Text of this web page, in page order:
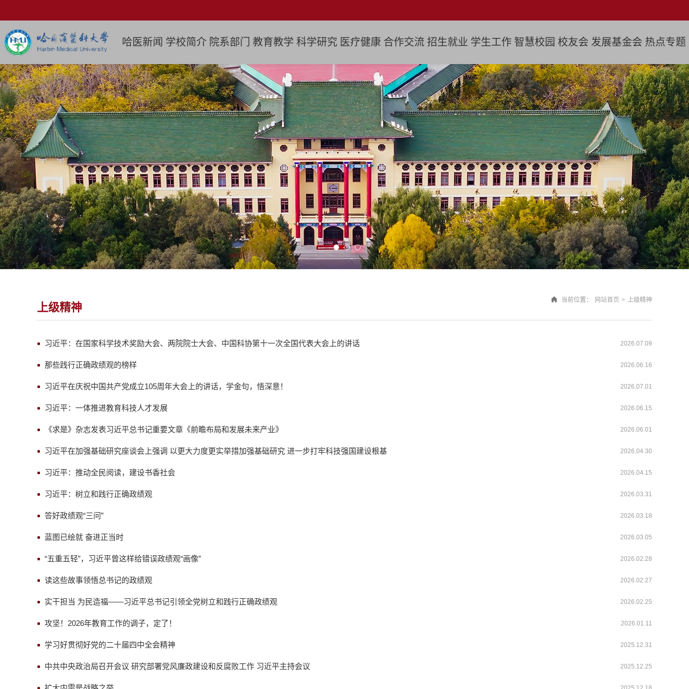
哈医新闻 学校简介 院系部门 教育教学 科学研究 医疗健康 合作交流 招生就业 学生工作 智慧校园 校友会 发展基金会 热点专题
上级精神
当前位置： 网站首页 > 上级精神
习近平：在国家科学技术奖励大会、两院院士大会、中国科协第十一次全国代表大会上的讲话 2026.07.09
那些践行正确政绩观的榜样 2026.06.16
习近平在庆祝中国共产党成立105周年大会上的讲话，学金句，悟深意！ 2026.07.01
习近平：一体推进教育科技人才发展 2026.06.15
《求是》杂志发表习近平总书记重要文章《前瞻布局和发展未来产业》 2026.06.01
习近平在加强基础研究座谈会上强调 以更大力度更实举措加强基础研究 进一步打牢科技强国建设根基 2026.04.30
习近平：推动全民阅读，建设书香社会 2026.04.15
习近平：树立和践行正确政绩观 2026.03.31
答好政绩观“三问” 2026.03.18
蓝图已绘就 奋进正当时 2026.03.05
“五重五轻”，习近平曾这样给错误政绩观“画像” 2026.02.28
读这些故事领悟总书记的政绩观 2026.02.27
实干担当 为民造福——习近平总书记引领全党树立和践行正确政绩观 2026.02.25
攻坚！2026年教育工作的调子，定了！ 2026.01.11
学习好贯彻好党的二十届四中全会精神 2025.12.31
中共中央政治局召开会议 研究部署党风廉政建设和反腐败工作 习近平主持会议 2025.12.25